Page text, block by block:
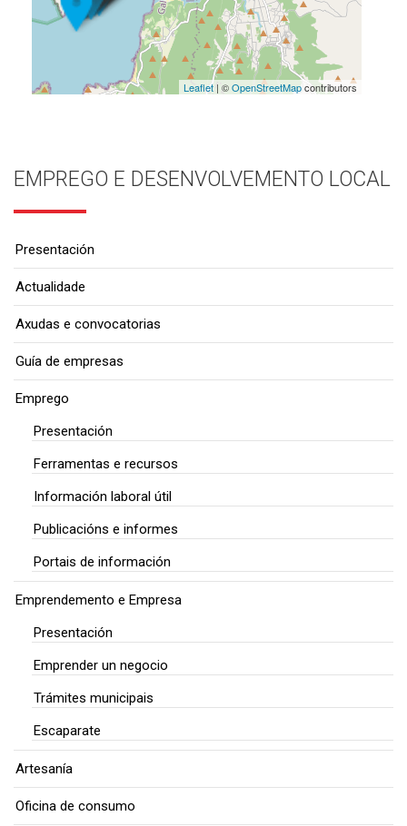
Leaflet| ©OpenStreetMapcontributors
EMPREGO E DESENVOLVEMENTO LOCAL
Presentación
Actualidade
Axudas e convocatorias
Guía de empresas
Emprego
Presentación
Ferramentas e recursos
Información laboral útil
Publicacións e informes
Portais de información
Emprendemento e Empresa
Presentación
Emprender un negocio
Trámites municipais
Escaparate
Artesanía
Oficina de consumo